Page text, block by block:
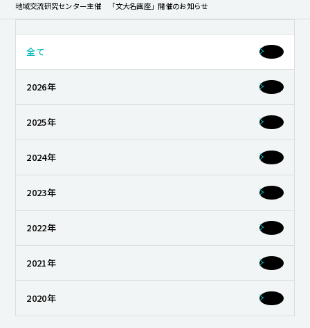
学部・学科・大学院
地域連携
国際交流
教員養成
研究活動
就職・キャリア支援
地域交流研究センター主催 「文大名画座」開催のお知らせ
全て
2026年
2025年
2024年
2023年
2022年
2021年
2020年